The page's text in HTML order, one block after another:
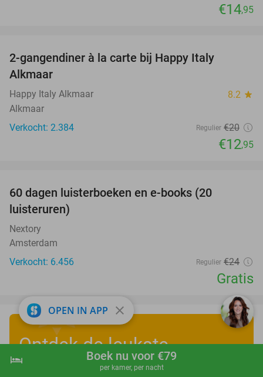
shopping_cart Boek nu
hotel Boek nu voor €79
per kamer, per nacht
€14,95
2-gangendiner à la carte bij Happy Italy
Alkmaar
Happy Italy Alkmaar 8.2 star
Alkmaar
Verkocht: 2.384
Regulier €20
€12,95
60 dagen luisterboeken en e-books (20
luisteruren)
Nextory
Amsterdam
Verkocht: 6.456
Regulier €24
Gratis
Ontdek de leukste
zomervakantiedeals
OPEN IN APP close